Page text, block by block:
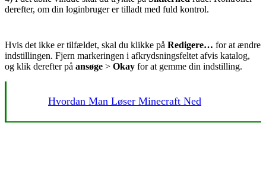
derefter, om din loginbruger er tilladt med fuld kontrol.
Hvis det ikke er tilfældet, skal du klikke på Redigere… for at ændre
indstillingen. Fjern markeringen i afkrydsningsfeltet afvis katalog,
og klik derefter på ansøge > Okay for at gemme din indstilling.
Hvordan Man Løser Minecraft Ned